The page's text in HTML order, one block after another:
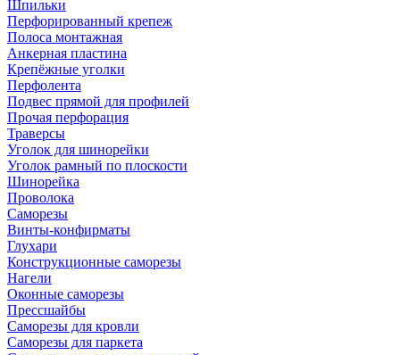
Шпильки
Перфорированный крепеж
Полоса монтажная
Анкерная пластина
Крепёжные уголки
Перфолента
Подвес прямой для профилей
Прочая перфорация
Траверсы
Уголок для шинорейки
Уголок рамный по плоскости
Шинорейка
Проволока
Саморезы
Винты-конфирматы
Глухари
Конструкционные саморезы
Нагели
Оконные саморезы
Прессшайбы
Саморезы для кровли
Саморезы для паркета